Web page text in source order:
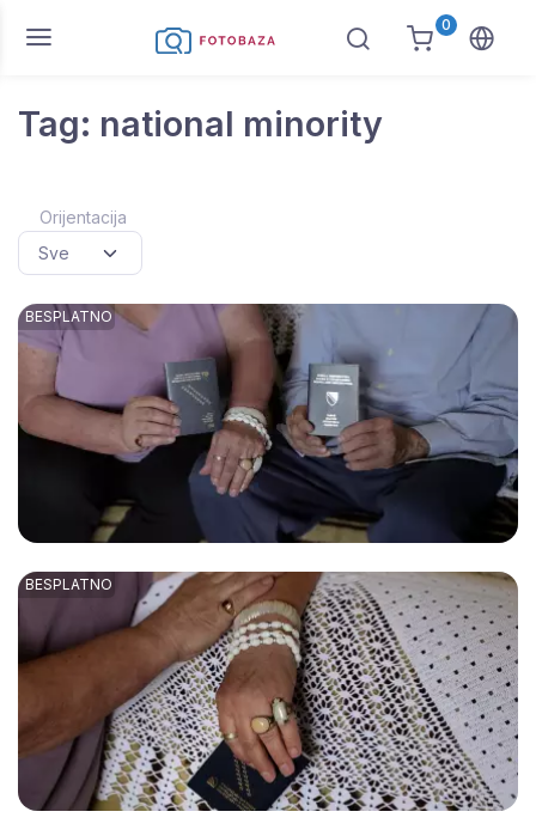
0
Tag: national minority
Orijentacija